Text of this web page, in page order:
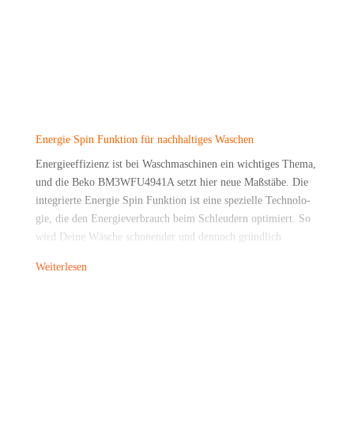
Ener­gie Spin Funk­ti­on für nach­hal­ti­ges Waschen
Ener­gie­ef­fi­zi­enz ist bei Wasch­ma­schi­nen ein wich­ti­ges The­ma,
und die Beko BM3WFU4941A setzt hier neue Maß­stä­be. Die
inte­grier­te Ener­gie Spin Funk­ti­on ist eine spe­zi­el­le Tech­no­lo­
gie, die den Ener­gie­ver­brauch beim Schleu­dern opti­miert. So
wird Dei­ne Wäsche scho­nen­der und den­noch gründ­lich
on hilft Dir nicht nur, Dei­ne Strom­rech­nung zu sen­ken, son­
Weiterlesen